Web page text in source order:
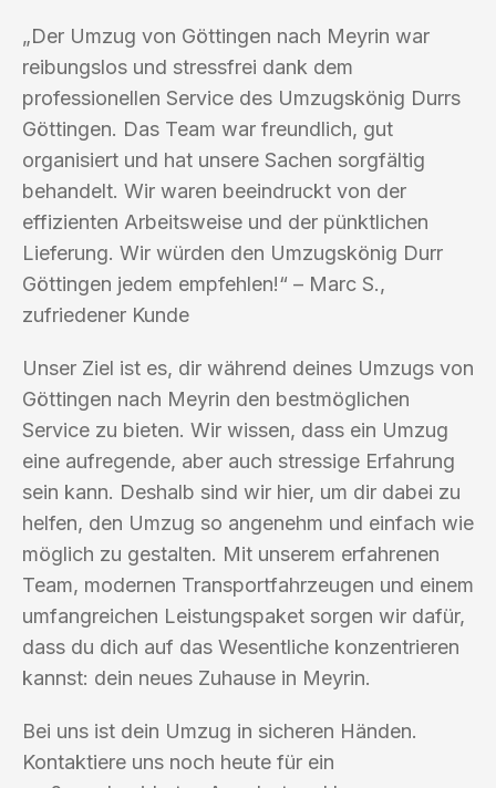
„Der Umzug von Göttingen nach Meyrin war
reibungslos und stressfrei dank dem
professionellen Service des Umzugskönig Durrs
Göttingen. Das Team war freundlich, gut
organisiert und hat unsere Sachen sorgfältig
behandelt. Wir waren beeindruckt von der
effizienten Arbeitsweise und der pünktlichen
Lieferung. Wir würden den Umzugskönig Durr
Göttingen jedem empfehlen!“ – Marc S.,
zufriedener Kunde
Unser Ziel ist es, dir während deines Umzugs von
Göttingen nach Meyrin den bestmöglichen
Service zu bieten. Wir wissen, dass ein Umzug
eine aufregende, aber auch stressige Erfahrung
sein kann. Deshalb sind wir hier, um dir dabei zu
helfen, den Umzug so angenehm und einfach wie
möglich zu gestalten. Mit unserem erfahrenen
Team, modernen Transportfahrzeugen und einem
umfangreichen Leistungspaket sorgen wir dafür,
dass du dich auf das Wesentliche konzentrieren
kannst: dein neues Zuhause in Meyrin.
Bei uns ist dein Umzug in sicheren Händen.
Kontaktiere uns noch heute für ein